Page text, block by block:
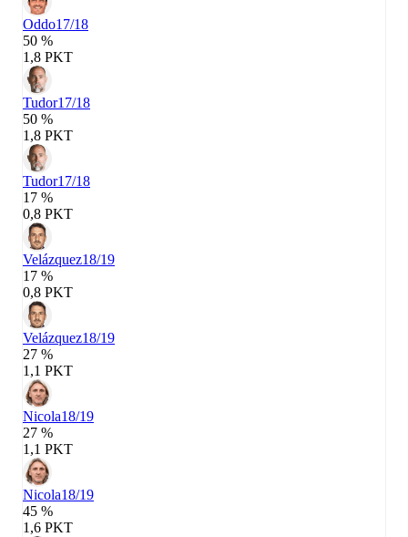
Oddo17/18
50 %
1,8 PKT
Tudor17/18
50 %
1,8 PKT
Tudor17/18
17 %
0,8 PKT
Velázquez18/19
17 %
0,8 PKT
Velázquez18/19
27 %
1,1 PKT
Nicola18/19
27 %
1,1 PKT
Nicola18/19
45 %
1,6 PKT